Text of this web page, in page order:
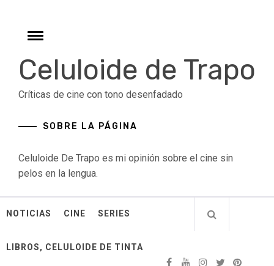
contentToggle
Celuloide de Trapo
Críticas de cine con tono desenfadado
SOBRE LA PÁGINA
Celuloide De Trapo es mi opinión sobre el cine sin
pelos en la lengua.
NOTICIAS CINE SERIES
LIBROS, CELULOIDE DE TINTA